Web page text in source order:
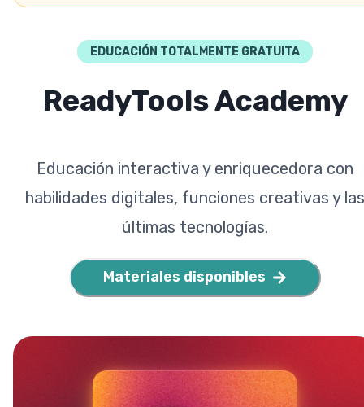
EDUCACIÓN TOTALMENTE GRATUITA
ReadyTools Academy
Educación interactiva y enriquecedora con
habilidades digitales, funciones creativas y las
últimas tecnologías.
Materiales disponibles